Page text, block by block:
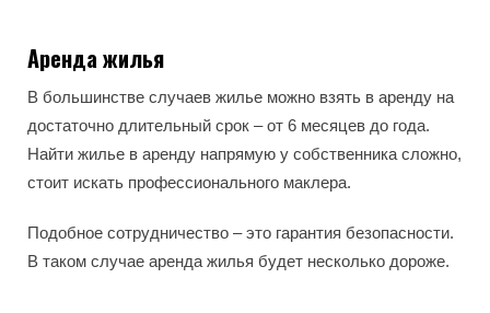
Аренда жилья
В большинстве случаев жилье можно взять в аренду на
достаточно длительный срок – от 6 месяцев до года.
Найти жилье в аренду напрямую у собственника сложно,
стоит искать профессионального маклера.
Подобное сотрудничество – это гарантия безопасности.
В таком случае аренда жилья будет несколько дороже.